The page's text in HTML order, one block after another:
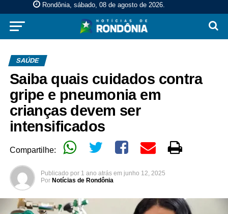
Rondônia, sábado, 08 de agosto de 2026.
SAÚDE
Saiba quais cuidados contra
gripe e pneumonia em
crianças devem ser
intensificados
Compartilhe:
Publicado por 1 ano atrás em junho 12, 2025
Por Notícias de Rondônia